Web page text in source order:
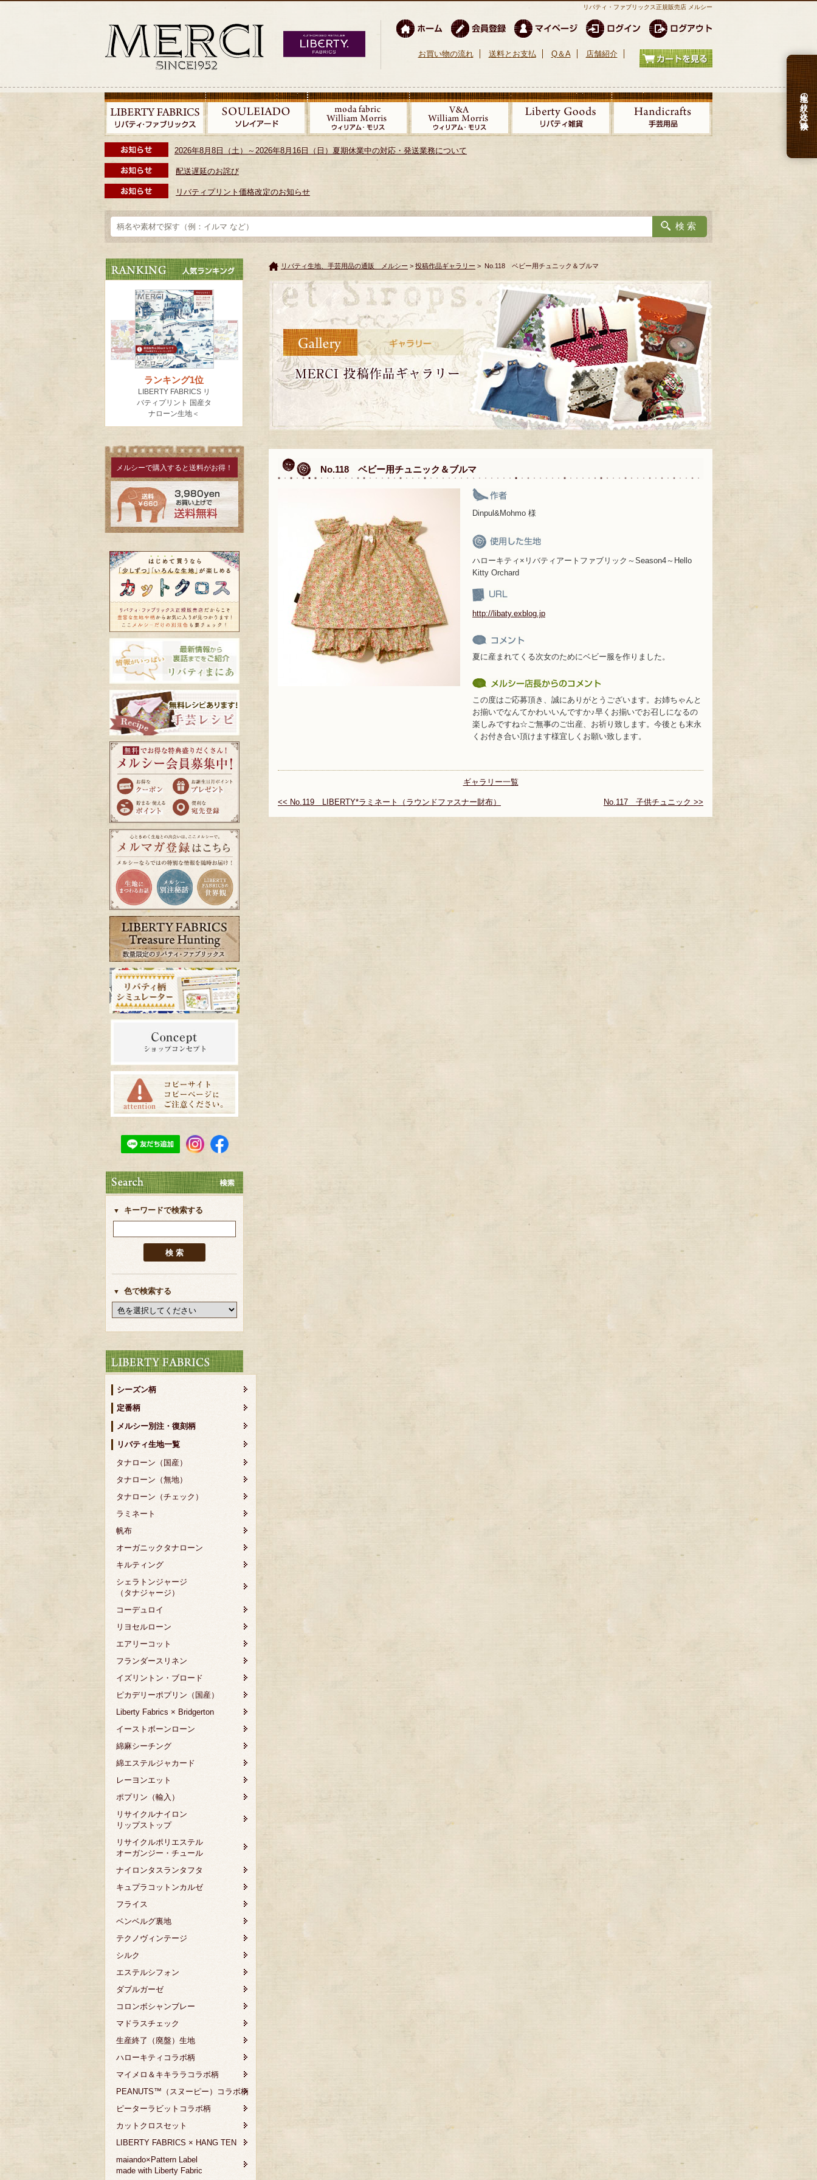
リバティ・ファブリックス正規販売店 メルシー
お買い物の流れ 送料とお支払 Q＆A 店舗紹介
2026年8月8日（土）～2026年8月16日（日）夏期休業中の対応・発送業務について
配送遅延のお詫び
リバティプリント価格改定のお知らせ
生地の絞り込み検索
メルシーで購入すると送料がお得！
キーワードで検索する
色で検索する
シーズン柄
定番柄
メルシー別注・復刻柄
リバティ生地一覧
タナローン（国産）
タナローン（無地）
タナローン（チェック）
ラミネート
帆布
オーガニックタナローン
キルティング
シェラトンジャージ
（タナジャージ）
コーデュロイ
リヨセルローン
エアリーコット
フランダースリネン
イズリントン・ブロード
ピカデリーポプリン（国産）
Liberty Fabrics × Bridgerton
イーストボーンローン
綿麻シーチング
綿エステルジャカード
レーヨンエット
ポプリン（輸入）
リサイクルナイロン
リップストップ
リサイクルポリエステル
オーガンジー・チュール
ナイロンタスランタフタ
キュプラコットンカルゼ
フライス
ベンベルグ裏地
テクノヴィンテージ
シルク
エステルシフォン
ダブルガーゼ
コロンボシャンブレー
マドラスチェック
生産終了（廃盤）生地
ハローキティコラボ柄
マイメロ＆キキララコラボ柄
PEANUTS™（スヌーピー）コラボ柄
ピーターラビットコラボ柄
カットクロスセット
LIBERTY FABRICS × HANG TEN
maiando×Pattern Label
made with Liberty Fabric
リバティ生地、手芸用品の通販 メルシー > 投稿作品ギャラリー > No.118 ベビー用チュニック＆ブルマ
No.118 ベビー用チュニック＆ブルマ
Dinpul&Mohmo 様
ハローキティ×リバティアートファブリック～Season4～Hello
Kitty Orchard
http://libaty.exblog.jp
夏に産まれてくる次女のためにベビー服を作りました。
この度はご応募頂き、誠にありがとうございます。お姉ちゃんと
お揃いでなんてかわいいんですか♪早くお揃いでお召しになるの
楽しみですね☆ご無事のご出産、お祈り致します。今後とも末永
くお付き合い頂けます様宜しくお願い致します。
ギャラリー一覧
<< No.119 LIBERTY*ラミネート（ラウンドファスナー財布） No.117 子供チュニック >>